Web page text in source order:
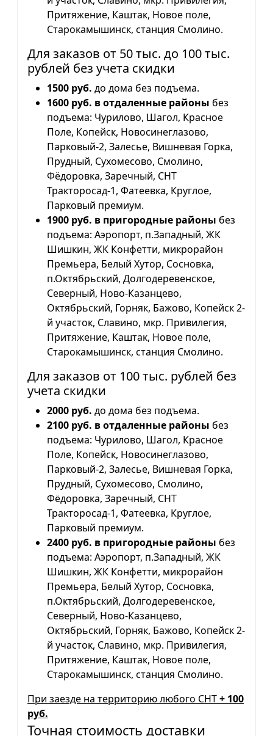
Притяжение, Каштак, Новое поле,
Старокамышинск, станция Смолино.
Для заказов от 50 тыс. до 100 тыс.
рублей без учета скидки
1500 руб. до дома без подъема.
1600 руб. в отдаленные районы без
подъема: Чурилово, Шагол, Красное
Поле, Копейск, Новосинеглазово,
Парковый-2, Залесье, Вишневая Горка,
Прудный, Сухомесово, Смолино,
Фёдоровка, Заречный, СНТ
Тракторосад-1, Фатеевка, Круглое,
Парковый премиум.
1900 руб. в пригородные районы без
подъема: Аэропорт, п.Западный, ЖК
Шишкин, ЖК Конфетти, микрорайон
Премьера, Белый Хутор, Сосновка,
п.Октябрьский, Долгодеревенское,
Северный, Ново-Казанцево,
Октябрьский, Горняк, Бажово, Копейск 2-
й участок, Славино, мкр. Привилегия,
Притяжение, Каштак, Новое поле,
Старокамышинск, станция Смолино.
Для заказов от 100 тыс. рублей без
учета скидки
2000 руб. до дома без подъема.
2100 руб. в отдаленные районы без
подъема: Чурилово, Шагол, Красное
Поле, Копейск, Новосинеглазово,
Парковый-2, Залесье, Вишневая Горка,
Прудный, Сухомесово, Смолино,
Фёдоровка, Заречный, СНТ
Тракторосад-1, Фатеевка, Круглое,
Парковый премиум.
2400 руб. в пригородные районы без
подъема: Аэропорт, п.Западный, ЖК
Шишкин, ЖК Конфетти, микрорайон
Премьера, Белый Хутор, Сосновка,
п.Октябрьский, Долгодеревенское,
Северный, Ново-Казанцево,
Октябрьский, Горняк, Бажово, Копейск 2-
й участок, Славино, мкр. Привилегия,
Притяжение, Каштак, Новое поле,
Старокамышинск, станция Смолино.
При заезде на территорию любого СНТ+ 100
руб.
Точная стоимость доставки